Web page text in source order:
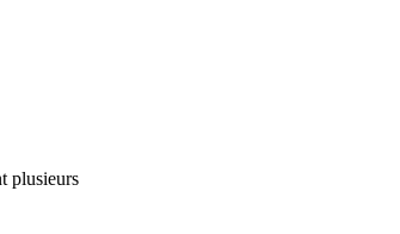
plusieurs